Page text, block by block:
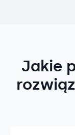
Jakie